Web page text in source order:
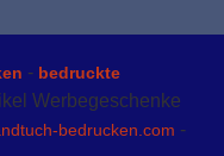
- bedruckte
Werbegeschenke
bedrucken.com -